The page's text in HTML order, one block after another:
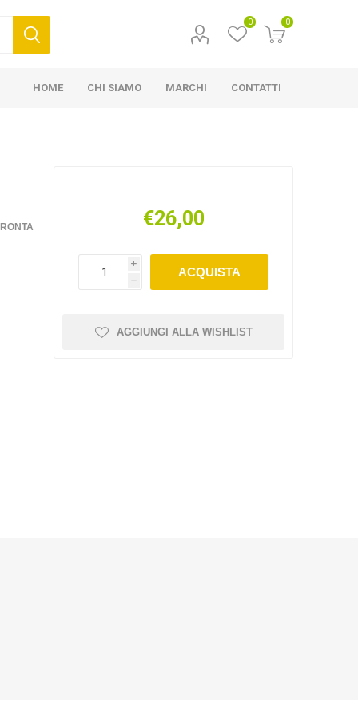
0 0
HOME CHI SIAMO MARCHI CONTATTI
€26,00
i
h
ACQUISTA
AGGIUNGI ALLA WISHLIST